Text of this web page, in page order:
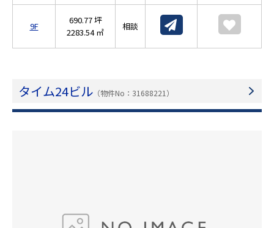
9F
690.77 坪
2283.54 ㎡
相談
タイム24ビル （物件No：31688221）